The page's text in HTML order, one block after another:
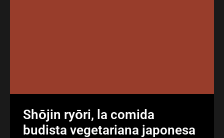
Shōjin ryōri, la comida
budista vegetariana japonesa